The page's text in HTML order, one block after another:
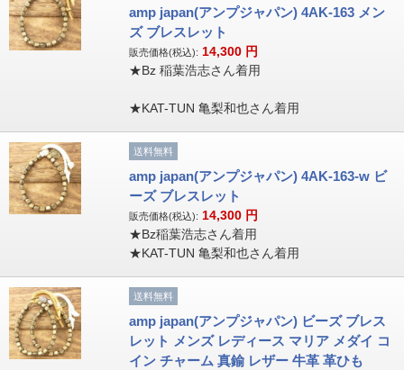
amp japan(アンプジャパン) 4AK-163 メン
ズ ブレスレット
販売価格(税込): 14,300 円
★Bz 稲葉浩志さん着用
★KAT-TUN 亀梨和也さん着用
送料無料
amp japan(アンプジャパン) 4AK-163-w ビ
ーズ ブレスレット
販売価格(税込): 14,300 円
★Bz稲葉浩志さん着用
★KAT-TUN 亀梨和也さん着用
送料無料
amp japan(アンプジャパン) ビーズ ブレス
レット メンズ レディース マリア メダイ コ
イン チャーム 真鍮 レザー 牛革 革ひも